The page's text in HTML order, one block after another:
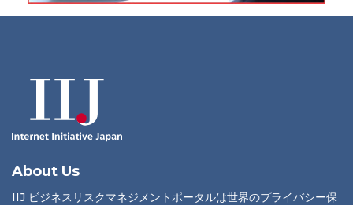
About Us
IIJ ビジネスリスクマネジメントポータルは世界のプライバシー保